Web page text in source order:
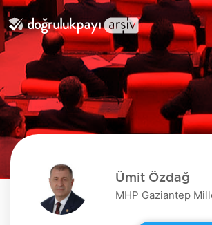
Ümit Özdağ
MHP Gaziantep